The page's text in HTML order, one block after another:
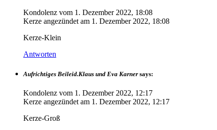
Kondolenz vom 1. Dezember 2022, 18:08
Kerze angezündet am 1. Dezember 2022, 18:08
Kerze-Klein
Antworten
Aufrichtiges Beileid.Klaus und Eva Karner says:
Kondolenz vom 1. Dezember 2022, 12:17
Kerze angezündet am 1. Dezember 2022, 12:17
Kerze-Groß